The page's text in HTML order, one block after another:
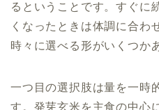
るということです。すぐに
くなったときは体調に合わ
時々に選べる形がいくつか
一つ目の選択肢は量を一時
す。発芽玄米を主食の中心